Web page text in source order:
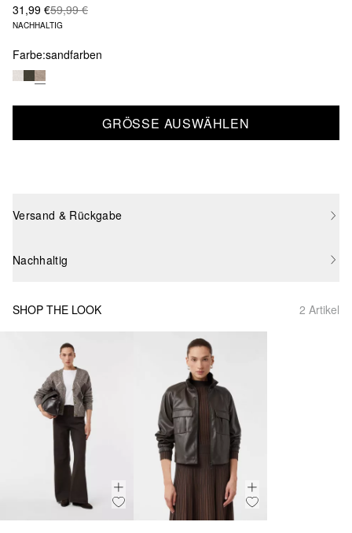
31,99 €59,99 €
NACHHALTIG
Farbe:sandfarben
GRÖSSE AUSWÄHLEN
Versand & Rückgabe
Nachhaltig
SHOP THE LOOK 2 Artikel